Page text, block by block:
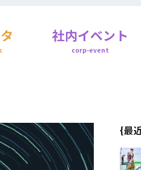
社内イベント
corp-event
{最